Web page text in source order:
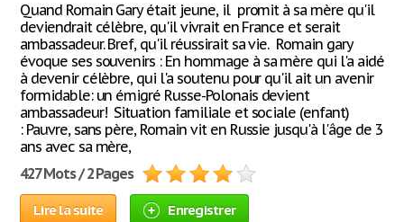
Quand Romain Gary était jeune, il promit à sa mère qu'il
deviendrait célèbre, qu'il vivrait en France et serait
ambassadeur. Bref, qu'il réussirait sa vie. Romain gary
évoque ses souvenirs : En hommage à sa mère qui l'a aidé
à devenir célèbre, qui l'a soutenu pour qu'il ait un avenir
formidable: un émigré Russe-Polonais devient
ambassadeur! Situation familiale et sociale (enfant)
: Pauvre, sans père, Romain vit en Russie jusqu'à l'âge de 3
ans avec sa mère,
427 Mots / 2 Pages
Lire la suite Enregistrer